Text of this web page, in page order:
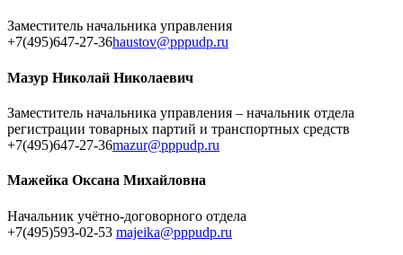
Заместитель начальника управления
+7(495)647-27-36haustov@pppudp.ru
Мазур Николай Николаевич
Заместитель начальника управления – начальник отдела
регистрации товарных партий и транспортных средств
+7(495)647-27-36mazur@pppudp.ru
Мажейка Оксана Михайловна
Начальник учётно-договорного отдела
+7(495)593-02-53 majeika@pppudp.ru